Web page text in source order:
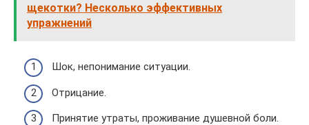
щекотки? Несколько эффективных
упражнений
Шок, непонимание ситуации.
Отрицание.
Принятие утраты, проживание душевной боли.